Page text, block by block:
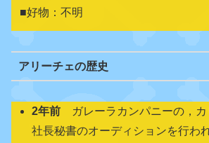
■好物：不明
アリーチェの歴史
2年前 ガレーラカンパニーの，カ
社長秘書のオーディションを行わ